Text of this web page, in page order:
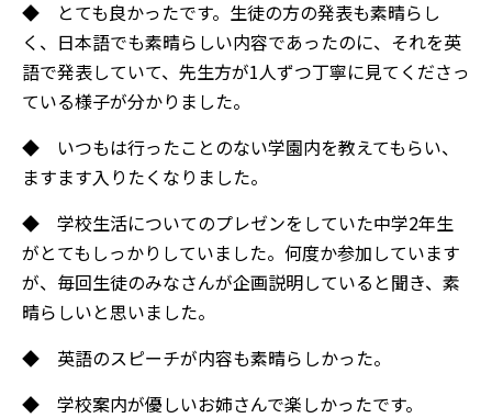
◆ とても良かったです。生徒の方の発表も素晴らし
く、日本語でも素晴らしい内容であったのに、それを英
語で発表していて、先生方が1人ずつ丁寧に見てくださっ
ている様子が分かりました。
◆ いつもは行ったことのない学園内を教えてもらい、
ますます入りたくなりました。
◆ 学校生活についてのプレゼンをしていた中学2年生
がとてもしっかりしていました。何度か参加しています
が、毎回生徒のみなさんが企画説明していると聞き、素
晴らしいと思いました。
◆ 英語のスピーチが内容も素晴らしかった。
◆ 学校案内が優しいお姉さんで楽しかったです。